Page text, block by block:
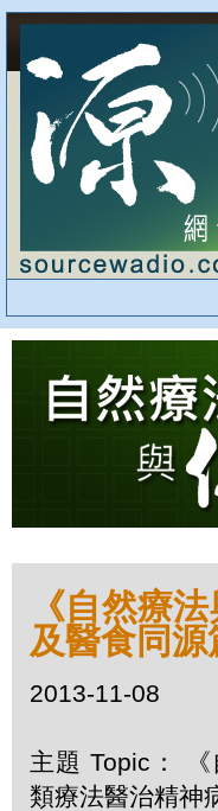
《自然療
及醫食同源
2013-11-08
主題 Topic：
類療法醫治精神